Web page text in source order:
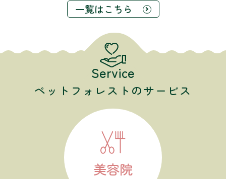
一覧はこちら
Service
ペットフォレストのサービス
美容院